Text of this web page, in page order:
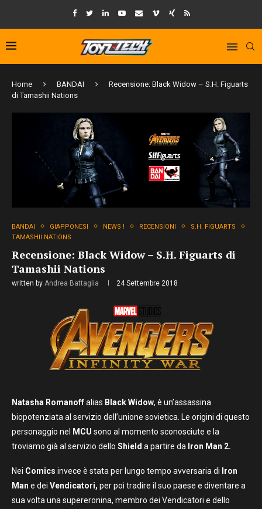
Home BANDAI
Recensione: Black Widow – S.H. Figuarts
di Tamashii Nations
BANDAI GIAPPONESI NEWS ! RECENSIONI
S.H. FIGUARTS
TAMASHII NATIONS
Recensione: Black Widow – S.H. Figuarts di
Tamashii Nations
written by Andrea Battaglia 24 Settembre 2018
Natasha Romanoffalias BlackWidow, è un’assassina
biopotenziata al servizio dell’unione sovietica. Le origini di questo
personaggio nel
MCU sono al momento sconosciute e la
troviamo già al servizio dello Shield a partire da Iron Man 2.
Nei Comics invece è stata per lungo tempo avversaria di Iron
Man e dei Vendicatori, per poi tradire il suo paese e diventare a
sua volta una supereronina, membro dei Vendicatori e dello